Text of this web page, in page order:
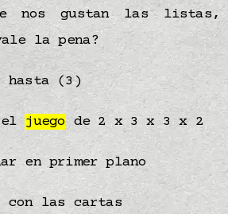
nos gustan las listas,
la pena?
hasta (3)
juego de 2 x 3 x 3 x 2
en primer plano
con las cartas